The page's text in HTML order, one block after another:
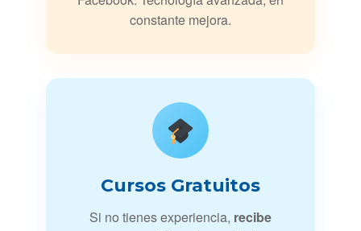
constante mejora.
Cursos Gratuitos
Si no tienes experiencia, recibe